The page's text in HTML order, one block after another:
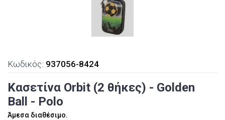
Κωδικός: 937056-8424
Κασετίνα Orbit (2 θήκες) - Golden
Ball - Polo
Άμεσα διαθέσιμο.